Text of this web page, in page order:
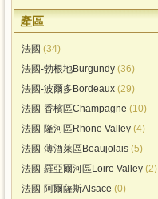
產區
法國 (34)
法國-勃根地Burgundy (36)
法國-波爾多Bordeaux (29)
法國-香檳區Champagne (10)
法國-隆河區Rhone Valley (4)
法國-薄酒萊區Beaujolais (5)
法國-羅亞爾河區Loire Valley (2)
法國-阿爾薩斯Alsace (0)